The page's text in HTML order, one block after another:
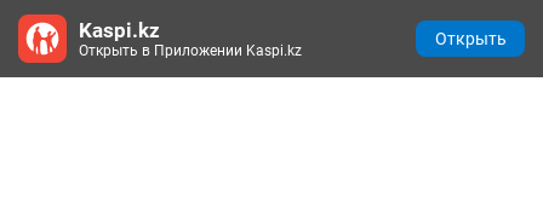
Kaspi.kz
Открыть в Приложении Kaspi.kz
Открыть